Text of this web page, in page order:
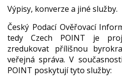
Výpisy, konverze a jiné služby.
Český Podací Ověřovací
tedy Czech POINT je
zredukovat přílišnou
veřejná správa. V
POINT poskytují tyto služby: